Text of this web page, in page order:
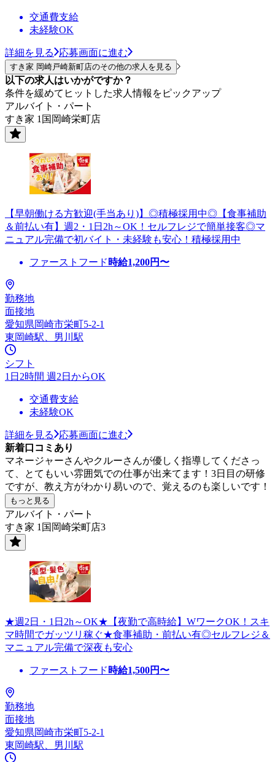
交通費支給
未経験OK
詳細を見る 応募画面に進む
すき家 岡崎戸崎新町店のその他の求人を見る
以下の求人はいかがですか？
条件を緩めてヒットした求人情報をピックアップ
アルバイト・パート
すき家 1国岡崎栄町店
【早朝働ける方歓迎(手当あり)】◎積極採用中◎【食事補助
＆前払い有】週2・1日2h～OK！セルフレジで簡単接客◎マ
ニュアル完備で初バイト・未経験も安心！積極採用中
ファーストフード 時給1,200円〜
勤務地
面接地
愛知県岡崎市栄町5-2-1
東岡崎駅、男川駅
シフト
1日2時間 週2日からOK
交通費支給
未経験OK
詳細を見る
応募画面に進む
新着口コミあり
マネージャーさんやクルーさんが優しく指導してくださっ
て、とてもいい雰囲気での仕事が出来てます！3日目の研修
ですが、教え方がわかり易いので、覚えるのも楽しいです！
もっと見る
アルバイト・パート
すき家 1国岡崎栄町店3
★週2日・1日2h～OK★【夜勤で高時給】WワークOK！スキ
マ時間でガッツリ稼ぐ★食事補助・前払い有◎セルフレジ＆
マニュアル完備で深夜も安心
ファーストフード 時給1,500円〜
勤務地
面接地
愛知県岡崎市栄町5-2-1
東岡崎駅、男川駅